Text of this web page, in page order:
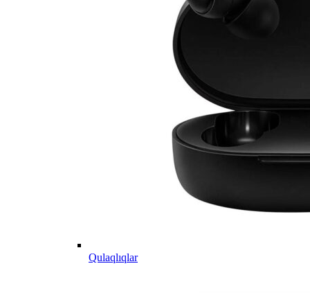
Qulaqlıqlar